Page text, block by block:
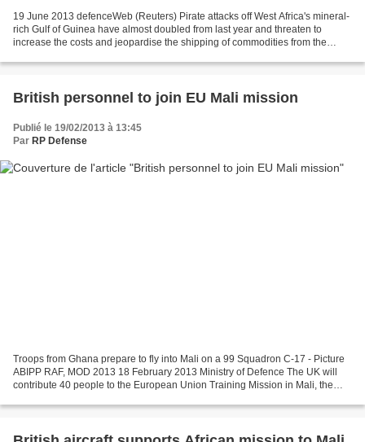
19 June 2013 defenceWeb (Reuters) Pirate attacks off West Africa's mineral-
rich Gulf of Guinea have almost doubled from last year and threaten to
increase the costs and jeopardise the shipping of commodities from the
British personnel to join EU Mali mission
Publié le 19/02/2013 à 13:45
Par RP Defense
Troops from Ghana prepare to fly into Mali on a 99 Squadron C-17 - Picture
ABIPP RAF, MOD 2013 18 February 2013 Ministry of Defence The UK will
contribute 40 people to the European Union Training Mission in Mali, the